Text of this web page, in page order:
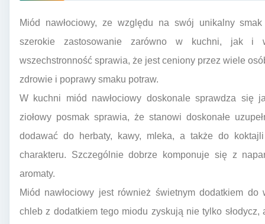
Miód nawłociowy, ze względu na swój unikalny
szerokie zastosowanie zarówno w kuchni, jak i
wszechstronność sprawia, że jest ceniony przez wiele
zdrowie i poprawy smaku potraw.
W kuchni miód nawłociowy doskonale sprawdza się
ziołowy posmak sprawia, że stanowi doskonałe
dodawać do herbaty, kawy, mleka, a także do
charakteru. Szczególnie dobrze komponuje się z
aromaty.
Miód nawłociowy jest również świetnym dodatkiem
chleb z dodatkiem tego miodu zyskują nie tylko